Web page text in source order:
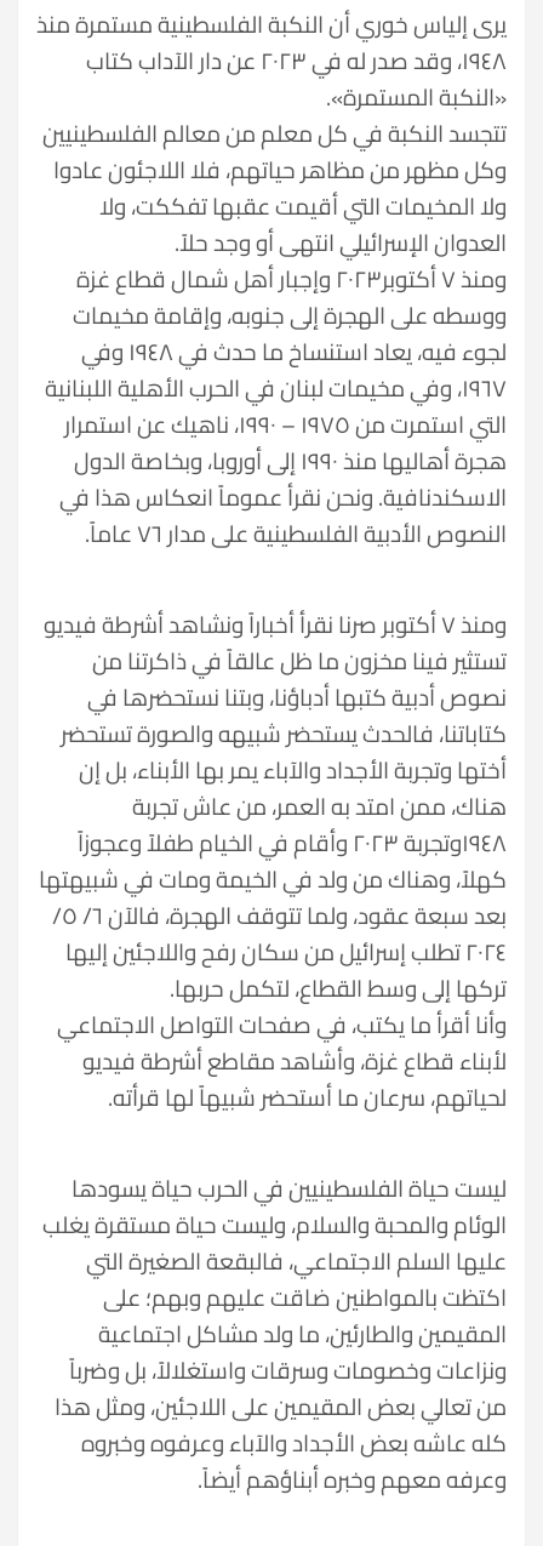
يرى إلياس خوري أن النكبة الفلسطينية مستمرة منذ
١٩٤٨، وقد صدر له في ٢٠٢٣ عن دار الآداب كتاب
«النكبة المستمرة».
تتجسد النكبة في كل معلم من معالم الفلسطينيين
وكل مظهر من مظاهر حياتهم، فلا اللاجئون عادوا
ولا المخيمات التي أقيمت عقبها تفككت، ولا
العدوان الإسرائيلي انتهى أو وجد حلاً.
ومنذ ٧ أكتوبر٢٠٢٣ وإجبار أهل شمال قطاع غزة
ووسطه على الهجرة إلى جنوبه، وإقامة مخيمات
لجوء فيه، يعاد استنساخ ما حدث في ١٩٤٨ وفي
١٩٦٧، وفي مخيمات لبنان في الحرب الأهلية اللبنانية
التي استمرت من ١٩٧٥ – ١٩٩٠، ناهيك عن استمرار
هجرة أهاليها منذ ١٩٩٠ إلى أوروبا، وبخاصة الدول
الاسكندنافية. ونحن نقرأ عموماً انعكاس هذا في
النصوص الأدبية الفلسطينية على مدار ٧٦ عاماً.
ومنذ ٧ أكتوبر صرنا نقرأ أخباراً ونشاهد أشرطة فيديو
تستثير فينا مخزون ما ظل عالقاً في ذاكرتنا من
نصوص أدبية كتبها أدباؤنا، وبتنا نستحضرها في
كتاباتنا، فالحدث يستحضر شبيهه والصورة تستحضر
أختها وتجربة الأجداد والآباء يمر بها الأبناء، بل إن
هناك، ممن امتد به العمر، من عاش تجربة
١٩٤٨وتجربة ٢٠٢٣ وأقام في الخيام طفلاً وعجوزاً
كهلاً، وهناك من ولد في الخيمة ومات في شبيهتها
بعد سبعة عقود، ولما تتوقف الهجرة، فالآن ٦/ ٥/
٢٠٢٤ تطلب إسرائيل من سكان رفح واللاجئين إليها
تركها إلى وسط القطاع، لتكمل حربها.
وأنا أقرأ ما يكتب، في صفحات التواصل الاجتماعي
لأبناء قطاع غزة، وأشاهد مقاطع أشرطة فيديو
لحياتهم، سرعان ما أستحضر شبيهاً لها قرأته.
ليست حياة الفلسطينيين في الحرب حياة يسودها
الوئام والمحبة والسلام، وليست حياة مستقرة يغلب
عليها السلم الاجتماعي، فالبقعة الصغيرة التي
اكتظت بالمواطنين ضاقت عليهم وبهم؛ على
المقيمين والطارئين، ما ولد مشاكل اجتماعية
ونزاعات وخصومات وسرقات واستغلالاً، بل وضرباً
من تعالي بعض المقيمين على اللاجئين، ومثل هذا
كله عاشه بعض الأجداد والآباء وعرفوه وخبروه
وعرفه معهم وخبره أبناؤهم أيضاً.